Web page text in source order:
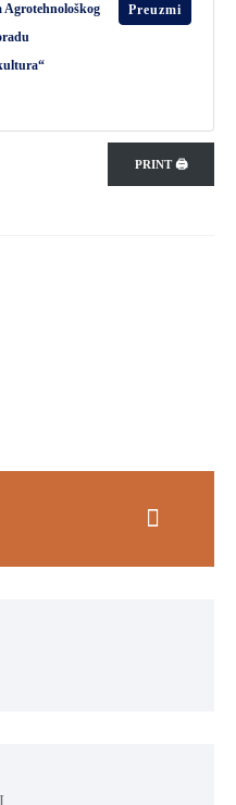
Agrotehnološkog
Preuzmi
PRINT 🖨